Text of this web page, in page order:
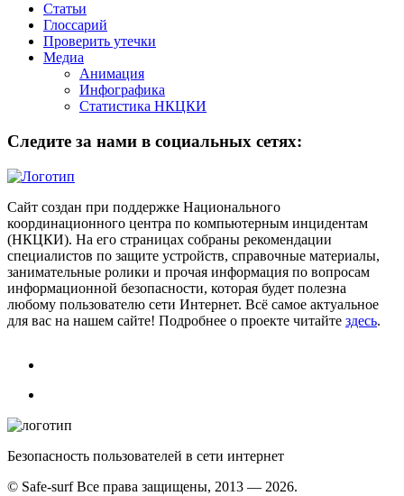
Статьи
Глоссарий
Проверить утечки
Медиа
Анимация
Инфографика
Статистика НКЦКИ
Следите за нами в социальных сетях:
Сайт создан при поддержке Национального
координационного центра по компьютерным инцидентам
(НКЦКИ). На его страницах собраны рекомендации
специалистов по защите устройств, справочные материалы,
занимательные ролики и прочая информация по вопросам
информационной безопасности, которая будет полезна
любому пользователю сети Интернет. Всё самое актуальное
для вас на нашем сайте! Подробнее о проекте читайте здесь.
Безопасность пользователей в сети интернет
© Safe-surf Все права защищены, 2013 — 2026.